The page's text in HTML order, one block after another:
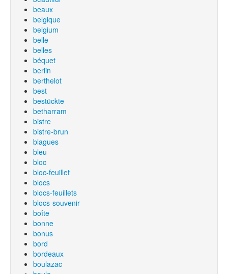
beaux
belgique
belgium
belle
belles
béquet
berlin
berthelot
best
bestückte
betharram
bistre
bistre-brun
blagues
bleu
bloc
bloc-feuillet
blocs
blocs-feuillets
blocs-souvenir
boîte
bonne
bonus
bord
bordeaux
boulazac